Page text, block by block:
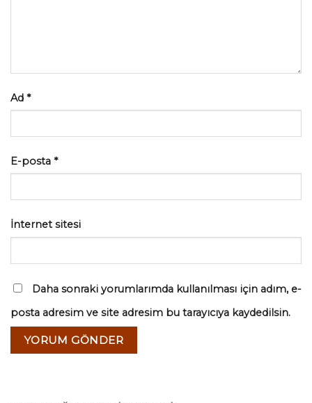
Ad *
E-posta *
İnternet sitesi
Daha sonraki yorumlarımda kullanılması için adım, e-
posta adresim ve site adresim bu tarayıcıya kaydedilsin.